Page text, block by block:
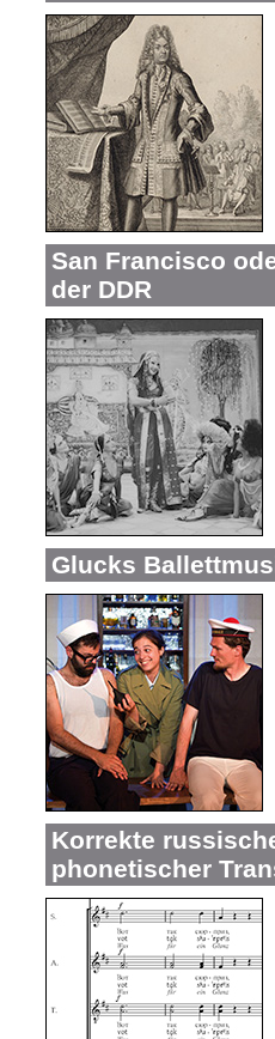
San Francisco
der DDR
Glucks
Korrekte
phonetischer